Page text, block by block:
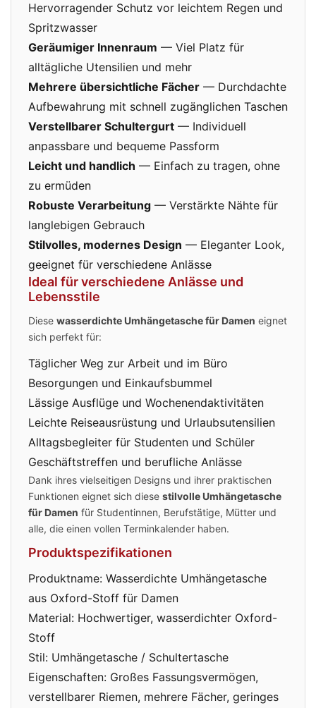
Hervorragender Schutz vor leichtem Regen und
Spritzwasser
Geräumiger Innenraum — Viel Platz für
alltägliche Utensilien und mehr
Mehrere übersichtliche Fächer — Durchdachte
Aufbewahrung mit schnell zugänglichen Taschen
Verstellbarer Schultergurt — Individuell
anpassbare und bequeme Passform
Leicht und handlich — Einfach zu tragen, ohne
zu ermüden
Robuste Verarbeitung — Verstärkte Nähte für
langlebigen Gebrauch
Stilvolles, modernes Design — Eleganter Look,
geeignet für verschiedene Anlässe
Ideal für verschiedene Anlässe und
Lebensstile
Diese wasserdichte Umhängetasche für Damen eignet
sich perfekt für:
Täglicher Weg zur Arbeit und im Büro
Besorgungen und Einkaufsbummel
Lässige Ausflüge und Wochenendaktivitäten
Leichte Reiseausrüstung und Urlaubsutensilien
Alltagsbegleiter für Studenten und Schüler
Geschäftstreffen und berufliche Anlässe
Dank ihres vielseitigen Designs und ihrer praktischen
Funktionen eignet sich diese stilvolle Umhängetasche
für Damen für Studentinnen, Berufstätige, Mütter und
alle, die einen vollen Terminkalender haben.
Produktspezifikationen
Produktname: Wasserdichte Umhängetasche
aus Oxford-Stoff für Damen
Material: Hochwertiger, wasserdichter Oxford-
Stoff
Stil: Umhängetasche / Schultertasche
Eigenschaften: Großes Fassungsvermögen,
verstellbarer Riemen, mehrere Fächer, geringes